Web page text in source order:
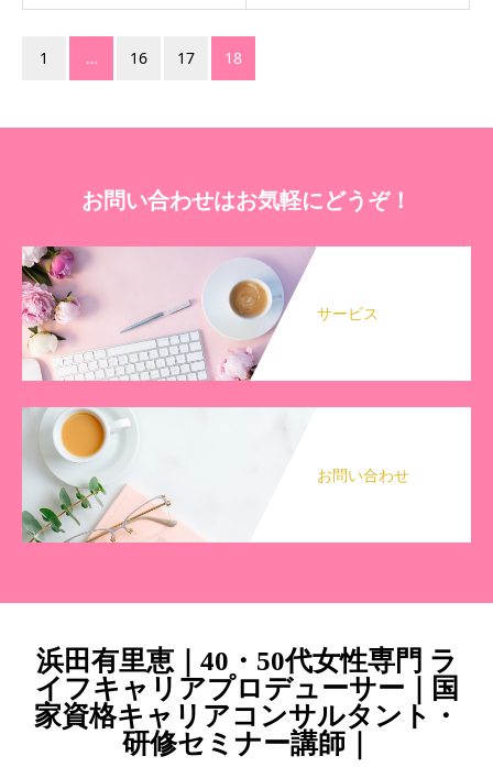
1 … 16 17 18
お問い合わせはお気軽にどうぞ！
サービス
お問い合わせ
浜田有里恵｜40・50代女性専門 ラ
イフキャリアプロデューサー｜国
家資格キャリアコンサルタント・
研修セミナー講師｜